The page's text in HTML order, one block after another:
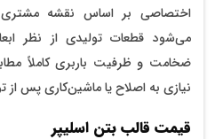
اختصاصی بر اساس نقشه
می‌شود قطعات تولیدی از نظر
ضخامت و ظرفیت باربری کاملاً
نیازی به اصلاح یا ماشین‌کاری پس از
قیمت قالب بتن اسلیپر